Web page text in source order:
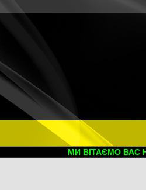
МИ ВІТАЄМО ВАС НА